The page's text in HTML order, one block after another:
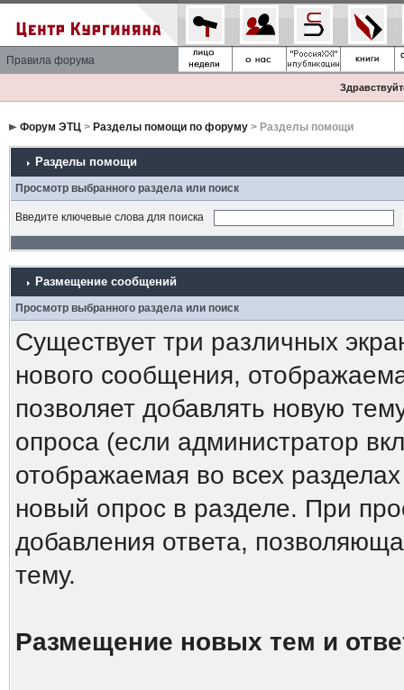
Правила форума
Форум ЭТЦ> Разделы помощи по форуму> Разделы помощи
Разделы помощи
Просмотр выбранного раздела или поиск
Введите ключевые слова для поиска
Размещение сообщений
Просмотр выбранного раздела или поиск
Существует три различных
нового сообщения,
позволяет добавлять новую
опроса (если администратор
отображаемая во всех
новый опрос в разделе. При
добавления ответа,
тему.
Размещение новых тем и